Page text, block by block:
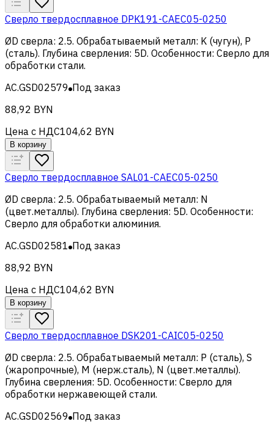
Сверло твердосплавное DPK191-CAEC05-0250
ØD сверла: 2.5. Обрабатываемый металл: K (чугун), Р
(сталь). Глубина сверления: 5D. Особенности: Сверло для
обработки стали.
AC.GSD02579 Под заказ
88,92 BYN
Цена с НДС104,62 BYN
В корзину
Сверло твердосплавное SAL01-CAEC05-0250
ØD сверла: 2.5. Обрабатываемый металл: N
(цвет.металлы). Глубина сверления: 5D. Особенности:
Сверло для обработки алюминия.
AC.GSD02581 Под заказ
88,92 BYN
Цена с НДС104,62 BYN
В корзину
Сверло твердосплавное DSK201-CAIC05-0250
ØD сверла: 2.5. Обрабатываемый металл: Р (сталь), S
(жаропрочные), M (нерж.сталь), N (цвет.металлы).
Глубина сверления: 5D. Особенности: Сверло для
обработки нержавеющей стали.
AC.GSD02569 Под заказ